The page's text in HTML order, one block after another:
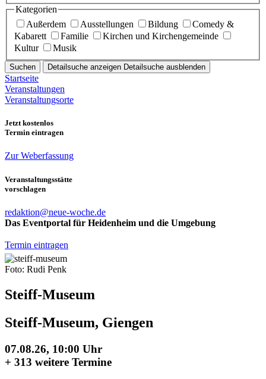
Kategorien
Außerdem
Ausstellungen Bildung
Comedy &
Kabarett
Familie
Kirchen und Kirchengemeinde
Kultur
Musik
Suchen Detailsuche anzeigen Detailsuche ausblenden
Startseite
Veranstaltungen
Veranstaltungsorte
Jetzt kostenlos
Termin eintragen
Zur Weberfassung
Veranstaltungsstätte
vorschlagen
redaktion@neue-woche.de
Das Eventportal für Heidenheim und die Umgebung
Termin eintragen
Foto: Rudi Penk
Steiff-Museum
Steiff-Museum, Giengen
07.08.26, 10:00 Uhr
+ 313 weitere Termine